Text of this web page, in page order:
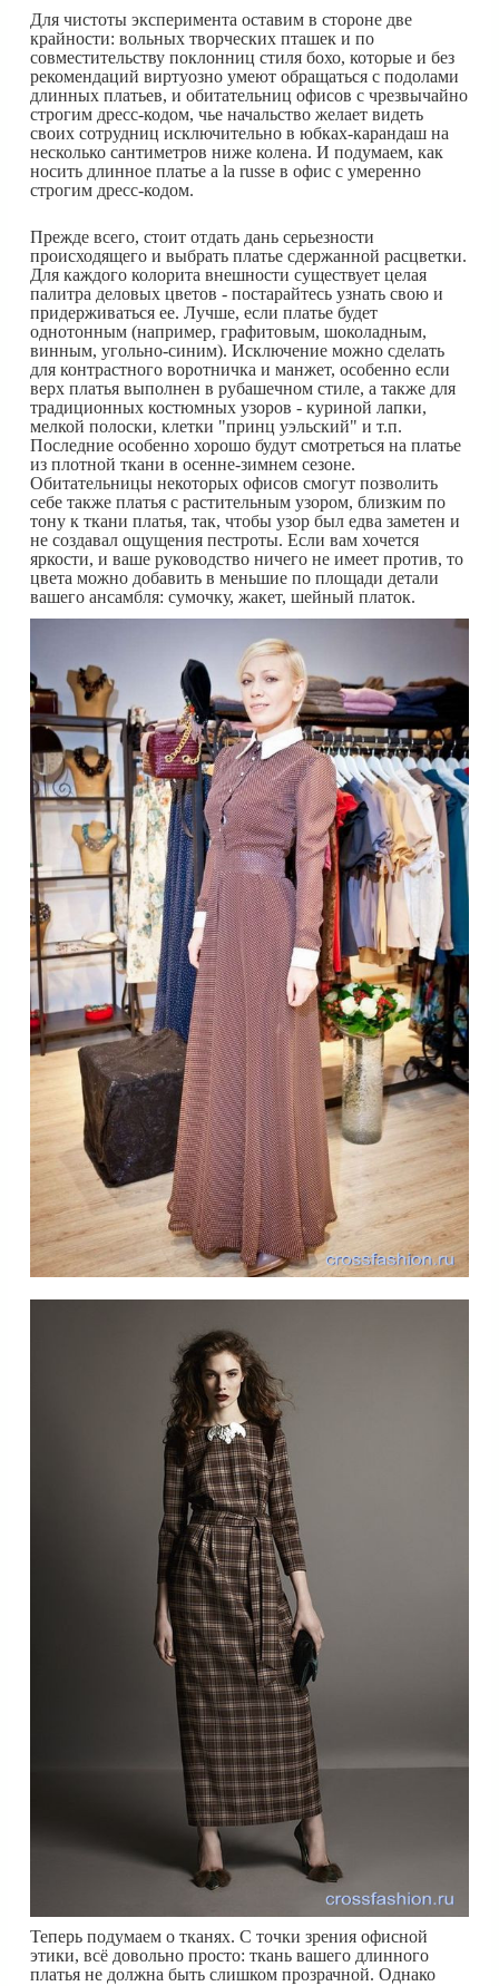
Для чистоты эксперимента оставим в стороне две
крайности: вольных творческих пташек и по
совместительству поклонниц стиля бохо, которые и без
рекомендаций виртуозно умеют обращаться с подолами
длинных платьев, и обитательниц офисов с чрезвычайно
строгим дресс-кодом, чье начальство желает видеть
своих сотрудниц исключительно в юбках-карандаш на
несколько сантиметров ниже колена. И подумаем, как
носить длинное платье a la russe в офис с умеренно
строгим дресс-кодом.
Прежде всего, стоит отдать дань серьезности
происходящего и выбрать платье сдержанной расцветки.
Для каждого колорита внешности существует целая
палитра деловых цветов - постарайтесь узнать свою и
придерживаться ее. Лучше, если платье будет
однотонным (например, графитовым, шоколадным,
винным, угольно-синим). Исключение можно сделать
для контрастного воротничка и манжет, особенно если
верх платья выполнен в рубашечном стиле, а также для
традиционных костюмных узоров - куриной лапки,
мелкой полоски, клетки "принц уэльский" и т.п.
Последние особенно хорошо будут смотреться на платье
из плотной ткани в осенне-зимнем сезоне.
Обитательницы некоторых офисов смогут позволить
себе также платья с растительным узором, близким по
тону к ткани платья, так, чтобы узор был едва заметен и
не создавал ощущения пестроты. Если вам хочется
яркости, и ваше руководство ничего не имеет против, то
цвета можно добавить в меньшие по площади детали
вашего ансамбля: сумочку, жакет, шейный платок.
Теперь подумаем о тканях. С точки зрения офисной
этики, всё довольно просто: ткань вашего длинного
платья не должна быть слишком прозрачной. Однако